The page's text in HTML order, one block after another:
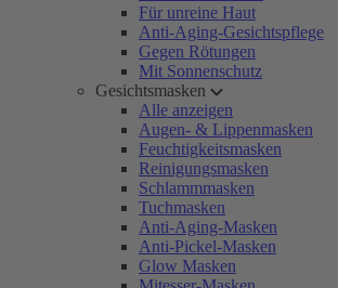
Für unreine Haut
Anti-Aging-Gesichtspflege
Gegen Rötungen
Mit Sonnenschutz
Gesichtsmasken
Alle anzeigen
Augen- & Lippenmasken
Feuchtigkeitsmasken
Reinigungsmasken
Schlammmasken
Tuchmasken
Anti-Aging-Masken
Anti-Pickel-Masken
Glow Masken